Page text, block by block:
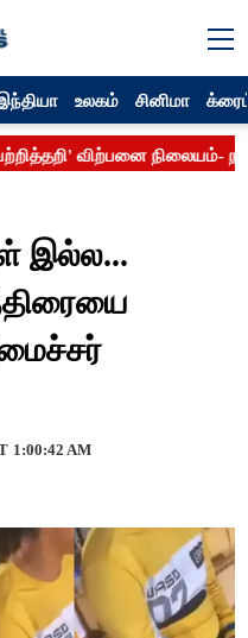
உலகம் சினிமா
இல்ல...
1:00:42 AM